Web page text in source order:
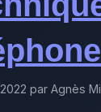
par Agnès